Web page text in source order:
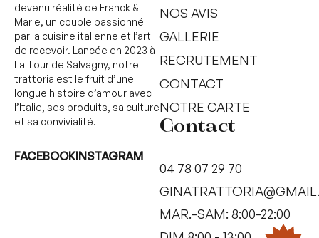
devenu réalité de Franck &
Marie, un couple passionné
par la cuisine italienne et l’art
de recevoir. Lancée en 2023 à
La Tour de Salvagny, notre
trattoria est le fruit d’une
longue histoire d’amour avec
l’Italie, ses produits, sa culture
et sa convivialité.
FACEBOOKINSTAGRAM
NOS AVIS
GALLERIE
RECRUTEMENT
CONTACT
NOTRE CARTE
Contact
04 78 07 29 70
MAR.-SAM: 8:00-22:00